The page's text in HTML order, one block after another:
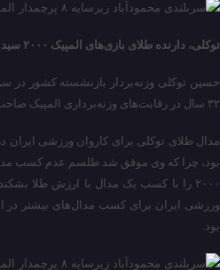
توکلی، دارنده طلای بازی‌های المپیک ۲۰۰۰ سیدنی
۳۲ سال در رقابت‌های وزنه‌برداری المپیک صاحب مدال طلا کند.
بود، چرا که وی موفق شد طلسم عدم کسب
۲۰۰۰ را با کسب یک مدال با ارزش طلا
ورزشی ایران برای کسب مدال‌های بیشتر در
بود.